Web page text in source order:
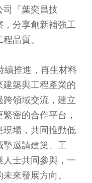
司「葉奕昌技
分享創新補強工
品質。
續推進，再生材料
建築與工程產業的
領域交流，建立
密的合作平台，
現場，共同推動低
邀請建築、工
士共同參與，一
來發展方向。